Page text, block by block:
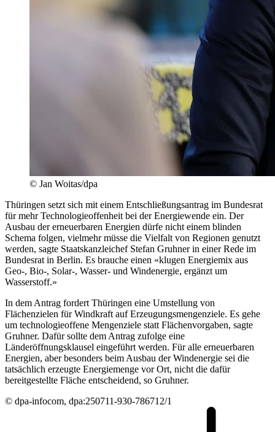
© Jan Woitas/dpa
Thüringen setzt sich mit einem Entschließungsantrag im Bundesrat
für mehr Technologieoffenheit bei der Energiewende ein. Der
Ausbau der erneuerbaren Energien dürfe nicht einem blinden
Schema folgen, vielmehr müsse die Vielfalt von Regionen genutzt
werden, sagte Staatskanzleichef Stefan Gruhner in einer Rede im
Bundesrat in Berlin. Es brauche einen «klugen Energiemix aus
Geo-, Bio-, Solar-, Wasser- und Windenergie, ergänzt um
Wasserstoff.»
In dem Antrag fordert Thüringen eine Umstellung von
Flächenzielen für Windkraft auf Erzeugungsmengenziele. Es gehe
um technologieoffene Mengenziele statt Flächenvorgaben, sagte
Gruhner. Dafür sollte dem Antrag zufolge eine
Länderöffnungsklausel eingeführt werden. Für alle erneuerbaren
Energien, aber besonders beim Ausbau der Windenergie sei die
tatsächlich erzeugte Energiemenge vor Ort, nicht die dafür
bereitgestellte Fläche entscheidend, so Gruhner.
© dpa-infocom, dpa:250711-930-786712/1